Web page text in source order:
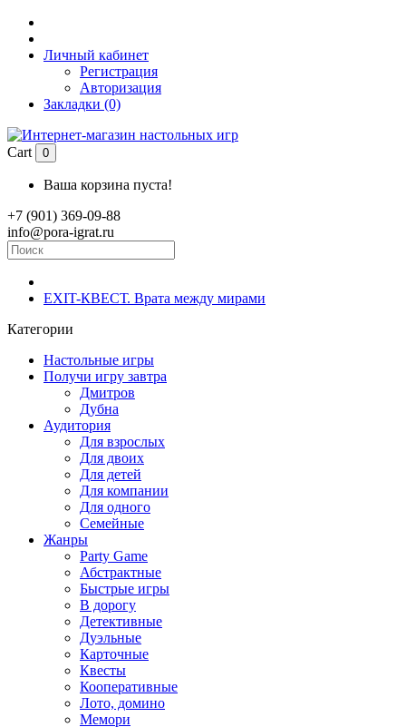
Личный кабинет
Регистрация
Авторизация
Закладки (0)
Cart 0
Ваша корзина пуста!
+7 (901) 369-09-88
info@pora-igrat.ru
EXIT-КВЕСТ. Врата между мирами
Категории
Настольные игры
Получи игру завтра
Дмитров
Дубна
Аудитория
Для взрослых
Для двоих
Для детей
Для компании
Для одного
Семейные
Жанры
Party Game
Абстрактные
Быстрые игры
В дорогу
Детективные
Дуэльные
Карточные
Квесты
Кооперативные
Лото, домино
Мемори